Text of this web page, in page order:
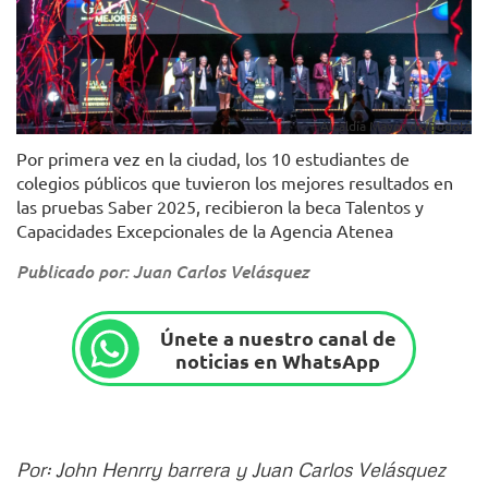
Alcaldía Mayor de Bogotá
Por primera vez en la ciudad, los 10 estudiantes de
colegios públicos que tuvieron los mejores resultados en
las pruebas Saber 2025, recibieron la beca Talentos y
Capacidades Excepcionales de la Agencia Atenea
Publicado por: Juan Carlos Velásquez
Únete a nuestro canal de
noticias en WhatsApp
Por: John Henrry barrera y Juan Carlos Velásquez